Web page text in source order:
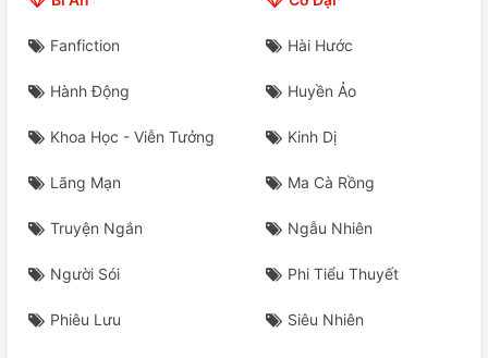
Fanfiction Hài Hước
Hành Động Huyền Ảo
Khoa Học - Viễn Tưởng Kinh Dị
Lãng Mạn Ma Cà Rồng
Truyện Ngắn Ngẫu Nhiên
Người Sói Phi Tiểu Thuyết
Phiêu Lưu Siêu Nhiên